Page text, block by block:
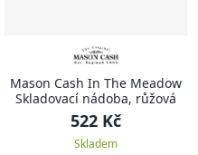
Mason Cash In The Meadow
Skladovací nádoba, růžová
522 Kč
Skladem